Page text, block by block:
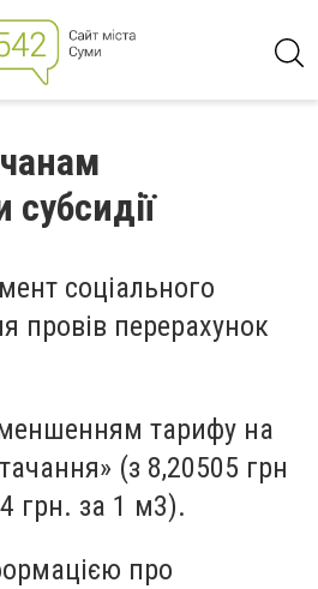
субсидії
соціального
провів перерахунок
тарифу на
(з 8,20505 грн
грн. за 1 м3).
про